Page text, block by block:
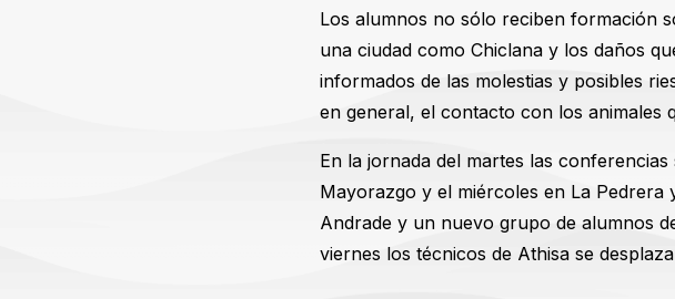
Los alumnos no sólo reciben formación
una ciudad como Chiclana y los daños
informados de las molestias y posibles
en general, el contacto con los animales
En la jornada del martes las
Mayorazgo y el miércoles en La Pedrera
Andrade y un nuevo grupo de alumnos
viernes los técnicos de Athisa se